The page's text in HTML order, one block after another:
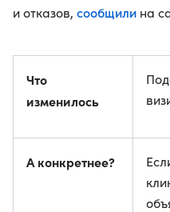
и отказов, сообщили на
Что
изменилось
А конкретнее?